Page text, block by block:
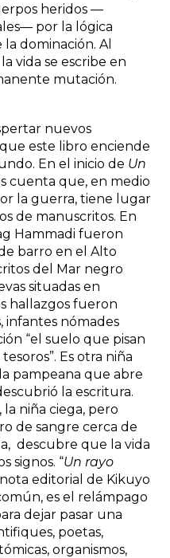
heridos —
por la lógica
dominación. Al
vida se escribe en
mutación.
nuevos
este libro enciende
En el inicio de Un
cuenta que, en medio
la guerra, tiene lugar
de manuscritos. En
Hammadi fueron
barro en el Alto
del Mar negro
situadas en
hallazgos fueron
infantes nómades
“el suelo que pisan
Es otra niña
pampeana que abre
la escritura.
niña ciega, pero
de sangre cerca de
descubre que la vida
signos. “Un rayo
editorial de Kikuyo
es el relámpago
dejar pasar una
poetas,
organismos,